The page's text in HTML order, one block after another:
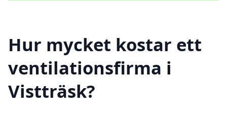
Hur mycket kostar ett
ventilationsfirma i
Vistträsk?